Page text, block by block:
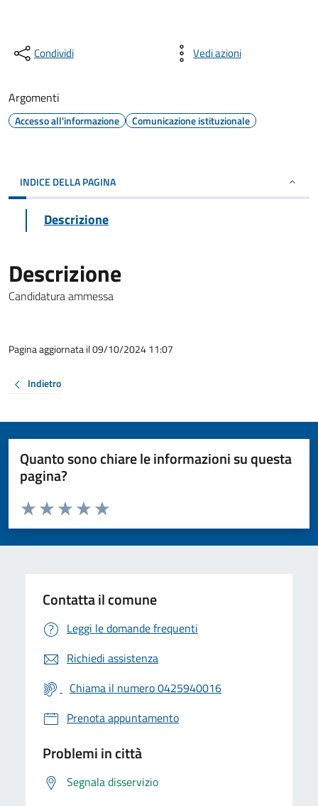
Condividi Vedi azioni
Argomenti
Accesso all'informazione Comunicazione istituzionale
INDICE DELLA PAGINA
Descrizione
Descrizione
Candidatura ammessa
Pagina aggiornata il 09/10/2024 11:07
Indietro
Quanto sono chiare le informazioni su questa
pagina?
Valuta da 1 a 5 stelle la pagina
Valuta 5 stelle su 5
Valuta 4 stelle su 5
Valuta 3 stelle su 5
Valuta 2 stelle su 5
Valuta 1 stelle su 5
Contatta il comune
Leggi le domande frequenti
Richiedi assistenza
Chiama il numero 0425940016
Prenota appuntamento
Problemi in città
Segnala disservizio